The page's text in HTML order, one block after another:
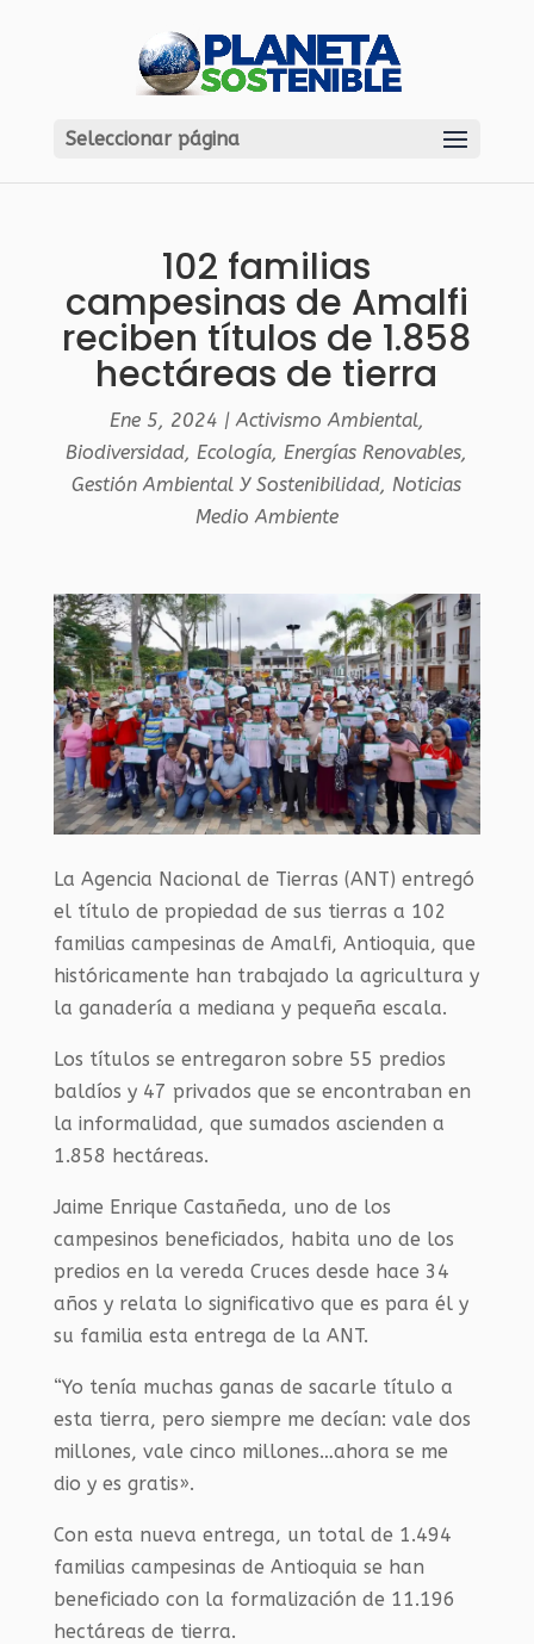
Seleccionar página
102 familias
campesinas de Amalfi
reciben títulos de 1.858
hectáreas de tierra
Ene 5, 2024 |Activismo Ambiental,
Biodiversidad,Ecología,Energías Renovables,
Gestión Ambiental Y Sostenibilidad,Noticias
Medio Ambiente
La Agencia Nacional de Tierras (ANT) entregó
el título de propiedad de sus tierras a 102
familias campesinas de Amalfi, Antioquia, que
históricamente han trabajado la agricultura y
la ganadería a mediana y pequeña escala.
Los títulos se entregaron sobre 55 predios
baldíos y 47 privados que se encontraban en
la informalidad, que sumados ascienden a
1.858 hectáreas.
Jaime Enrique Castañeda, uno de los
campesinos beneficiados, habita uno de los
predios en la vereda Cruces desde hace 34
años y relata lo significativo que es para él y
su familia esta entrega de la ANT.
“Yo tenía muchas ganas de sacarle título a
esta tierra, pero siempre me decían: vale dos
millones, vale cinco millones…ahora se me
dio y es gratis».
Con esta nueva entrega, un total de 1.494
familias campesinas de Antioquia se han
beneficiado con la formalización de 11.196
hectáreas de tierra.